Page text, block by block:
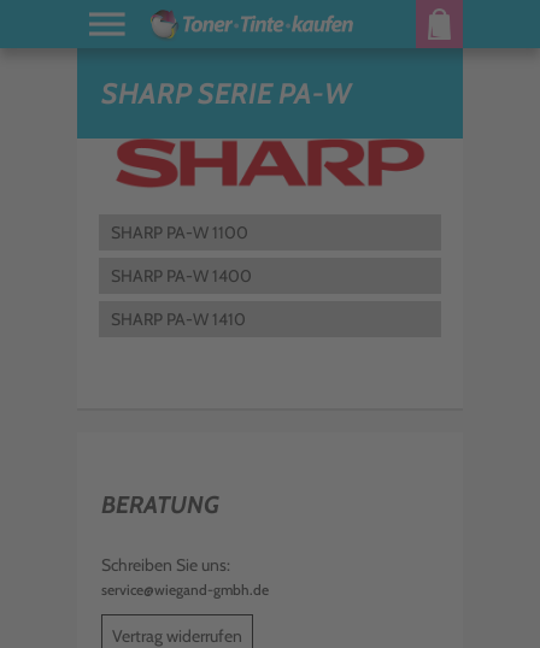
SHARP SERIE PA-W
SHARP PA-W 1100
SHARP PA-W 1400
SHARP PA-W 1410
BERATUNG
Schreiben Sie uns:
service@wiegand-gmbh.de
Vertrag widerrufen